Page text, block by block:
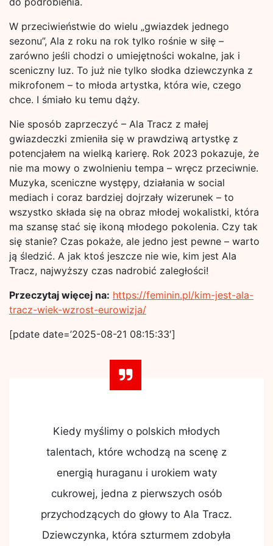
W przeciwieństwie do wielu „gwiazdek jednego
sezonu”, Ala z roku na rok tylko rośnie w siłę –
zarówno jeśli chodzi o umiejętności wokalne, jak i
sceniczny luz. To już nie tylko słodka dziewczynka z
mikrofonem – to młoda artystka, która wie, czego
chce. I śmiało ku temu dąży.
Nie sposób zaprzeczyć – Ala Tracz z małej
gwiazdeczki zmieniła się w prawdziwą artystkę z
potencjałem na wielką karierę. Rok 2023 pokazuje, że
nie ma mowy o zwolnieniu tempa – wręcz przeciwnie.
Muzyka, sceniczne występy, działania w social
mediach i coraz bardziej dojrzały wizerunek – to
wszystko składa się na obraz młodej wokalistki, która
ma szansę stać się ikoną młodego pokolenia. Czy tak
się stanie? Czas pokaże, ale jedno jest pewne – warto
ją śledzić. A jak ktoś jeszcze nie wie, kim jest Ala
Tracz, najwyższy czas nadrobić zaległości!
Przeczytaj więcej na: https://feminin.pl/kim-jest-ala-
tracz-wiek-wzrost-eurowizja/
[pdate date=’2025-08-21 08:15:33′]
Kiedy myślimy o polskich młodych
talentach, które wchodzą na scenę z
energią huraganu i urokiem waty
cukrowej, jedna z pierwszych osób
przychodzących do głowy to Ala Tracz.
Dziewczynka, która szturmem zdobyła